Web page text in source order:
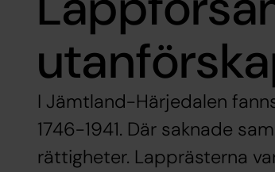
I Jämtland-Härjedalen
1746-1941. Där saknade
rättigheter. Lapprästerna